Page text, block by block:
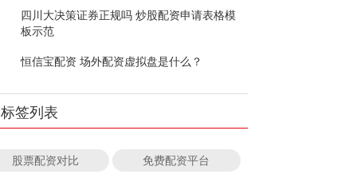
四川大决策证券正规吗 炒股配资申请表格模
板示范
恒信宝配资 场外配资虚拟盘是什么？
标签列表
股票配资对比 免费配资平台